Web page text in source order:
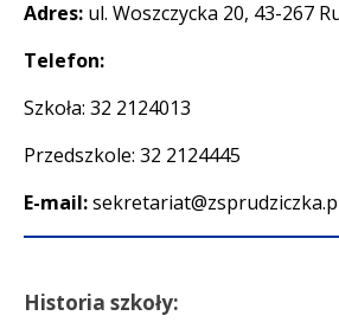
Adres: ul. Woszczycka 20, 43-267
Telefon:
Szkoła: 32 2124013
Przedszkole: 32 2124445
E-mail:
Historia szkoły: